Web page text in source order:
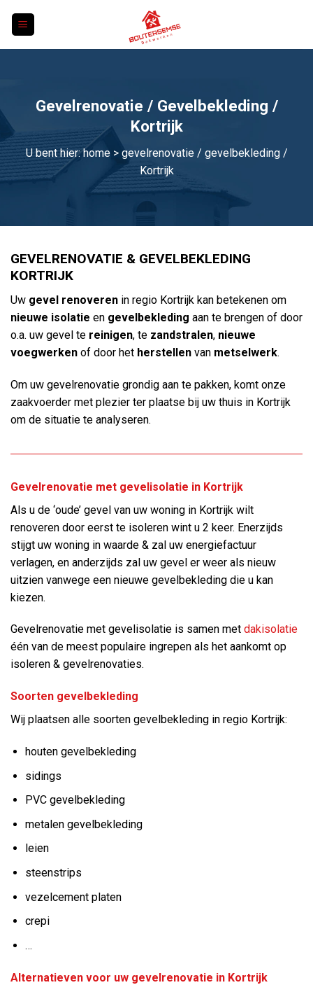
Gevelrenovatie / Gevelbekleding /
Kortrijk
U bent hier:home> gevelrenovatie / gevelbekleding /
Kortrijk
GEVELRENOVATIE & GEVELBEKLEDING
KORTRIJK
Uw gevel renoveren in regio Kortrijk kan betekenen om
nieuwe isolatie en gevelbekleding aan te brengen of door
o.a. uw gevel te reinigen, te zandstralen, nieuwe
voegwerken of door het herstellen van metselwerk.
Om uw gevelrenovatie grondig aan te pakken, komt onze
zaakvoerder met plezier ter plaatse bij uw thuis in Kortrijk
om de situatie te analyseren.
Gevelrenovatie met gevelisolatie in Kortrijk
Als u de ‘oude’ gevel van uw woning in Kortrijk wilt
renoveren door eerst te isoleren wint u 2 keer. Enerzijds
stijgt uw woning in waarde & zal uw energiefactuur
verlagen, en anderzijds zal uw gevel er weer als nieuw
uitzien vanwege een nieuwe gevelbekleding die u kan
kiezen.
Gevelrenovatie met gevelisolatie is samen met dakisolatie
één van de meest populaire ingrepen als het aankomt op
isoleren & gevelrenovaties.
Soorten gevelbekleding
Wij plaatsen alle soorten gevelbekleding in regio Kortrijk:
houten gevelbekleding
sidings
PVC gevelbekleding
metalen gevelbekleding
leien
steenstrips
vezelcement platen
crepi
…
Alternatieven voor uw gevelrenovatie in Kortrijk